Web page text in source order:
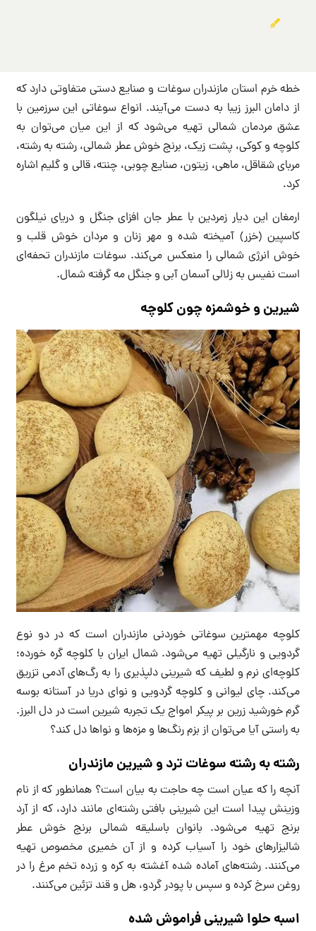
خطه خرم استان مازندران سوغات و صنایع دستی متفاوتی دارد که
از دامان البرز زیبا به دست می‌آیند. انواع سوغاتی این سرزمین با
عشق مردمان شمالی تهیه می‌شود که از این میان می‌توان به
کلوچه و کوکی، پشت زیک، برنج خوش عطر شمالی، رشته به رشته،
مربای شقاقل، ماهی، زیتون، صنایع چوبی، چنته، قالی و گلیم اشاره
کرد.
ارمغان این دیار زمردین با عطر جان افزای جنگل و دریای نیلگون
کاسپین (خزر) آمیخته شده و مهر زنان و مردان خوش قلب و
خوش انرژی شمالی را منعکس می‌کند. سوغات مازندران تحفه‌ای
است نفیس به زلالی آسمان آبی و جنگل مه گرفته شمال.
شیرین و خوشمزه چون کلوچه
کلوچه مهمترین سوغاتی‌ خوردنی مازندران است که در دو نوع
گردویی و نارگیلی تهیه می‌شود. شمال ایران با کلوچه گره خورده؛
کلوچه‌ای نرم و لطیف که شیرینی دلپذیری را به رگ‌های آدمی تزریق
می‌کند. چای لیوانی و کلوچه گردویی و نوای دریا در آستانه بوسه
گرم خورشید زرین بر پیکر امواج یک تجربه شیرین است در دل البرز.
به راستی آیا می‌توان از بزم رنگ‌ها و مزه‌ها و نواها دل کند؟
رشته به رشته سوغات ترد و شیرین مازندران
آنچه را که عیان است چه حاجت به بیان است؟ همانطور که از نام
وزینش پیدا است این شیرینی بافتی رشته‌ای مانند دارد، که از آرد
برنج تهیه می‌شود. بانوان باسلیقه شمالی برنج خوش عطر
شالیزارهای خود را آسیاب کرده و از آن خمیری مخصوص تهیه
می‌کنند. رشته‌های آماده شده آغشته به کره و زرده تخم مرغ را در
روغن سرخ کرده و سپس با پودر گردو، هل و قند تزئین می‌کنند.
اسبه حلوا شیرینی فراموش شده